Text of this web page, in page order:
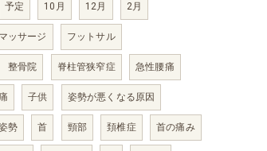
予定 10月 12月 2月
ッサージ フットサル
整骨院 脊柱管狭窄症 急性腰痛
子供 姿勢が悪くなる原因
勢 首 頸部 頚椎症 首の痛み